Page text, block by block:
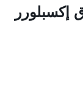
إكسبلورر